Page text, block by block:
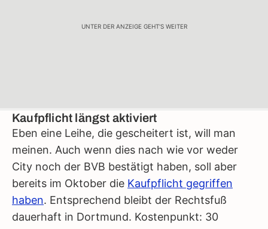
UNTER DER ANZEIGE GEHT'S WEITER
Kaufpflicht längst aktiviert
Eben eine Leihe, die gescheitert ist, will man
meinen. Auch wenn dies nach wie vor weder
City noch der BVB bestätigt haben, soll aber
bereits im Oktober die Kaufpflicht gegriffen
haben. Entsprechend bleibt der Rechtsfuß
dauerhaft in Dortmund. Kostenpunkt: 30